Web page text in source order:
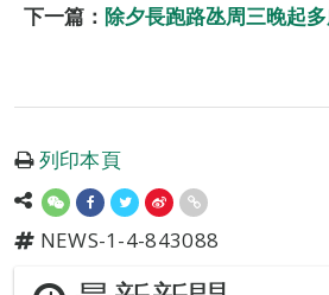
下一篇： 除夕長跑路氹周三晚起
列印本頁
NEWS-1-4-843088